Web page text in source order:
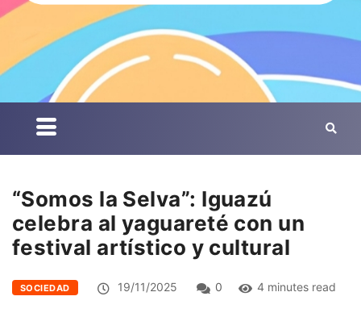
“Somos la Selva”: Iguazú
celebra al yaguareté con un
festival artístico y cultural
SOCIEDAD 19/11/2025 0 4 minutes read